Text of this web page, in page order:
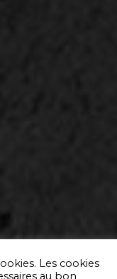
Les cookies
au bon